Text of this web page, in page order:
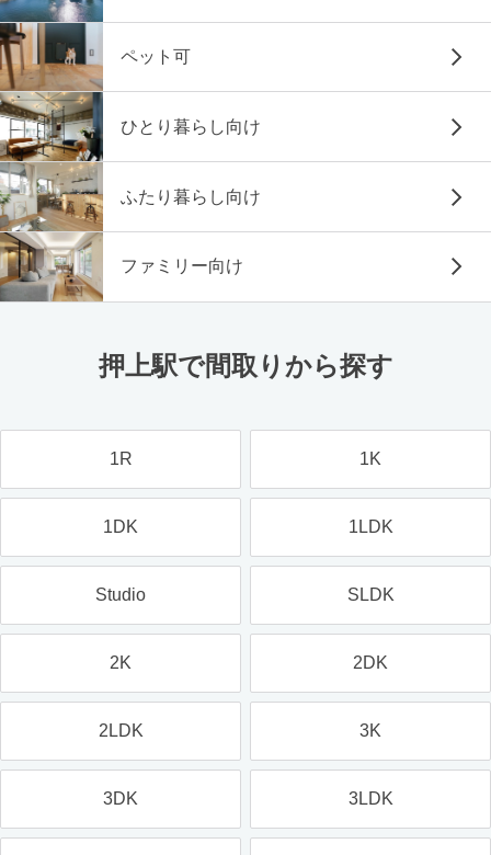
ペット可
ひとり暮らし向け
ふたり暮らし向け
ファミリー向け
押上駅で間取りから探す
1R 1K
1DK 1LDK
Studio SLDK
2K 2DK
2LDK 3K
3DK 3LDK